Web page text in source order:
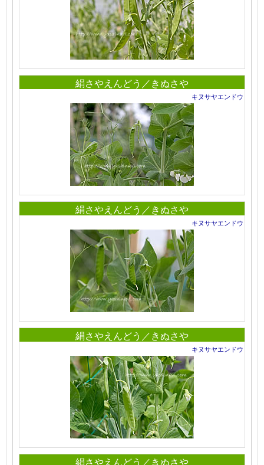
絹さやえんどう／きぬさや
キヌサヤエンドウ
絹さやえんどう／きぬさや
キヌサヤエンドウ
絹さやえんどう／きぬさや
キヌサヤエンドウ
絹さやえんどう／きぬさや